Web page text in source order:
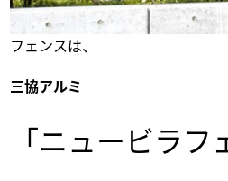
フェンスは、
三協アルミ
「ニュービラフ